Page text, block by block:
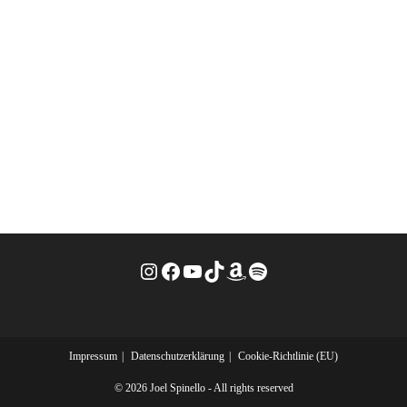
Instagram
Facebook
YouTube
TikTokAmazon
Spotify
Impressum Datenschutzerklärung Cookie-Richtlinie (EU)
© 2026 Joel Spinello - All rights reserved